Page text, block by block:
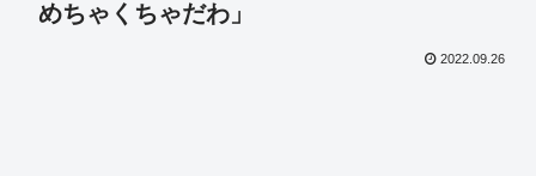
めちゃくちゃだわ」
2022.09.26